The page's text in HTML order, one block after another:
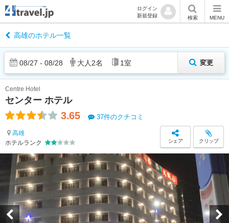
ログイン
新規登録
検索 MENU
高雄のホテル一覧
08/27 - 08/28 大人 2名 1室 変更
センター ホテル
Centre Hotel
3.65 37件のクチコミ
高雄
ホテルランク
シェア クリップ